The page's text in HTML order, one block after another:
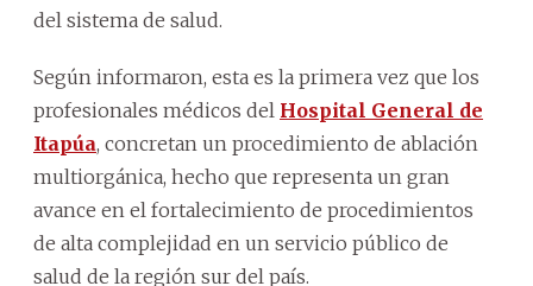
del sistema de salud.
Según informaron, esta es la primera vez que los
profesionales médicos del Hospital General de
Itapúa, concretan un procedimiento de ablación
multiorgánica, hecho que representa un gran
avance en el fortalecimiento de procedimientos
de alta complejidad en un servicio público de
salud de la región sur del país.